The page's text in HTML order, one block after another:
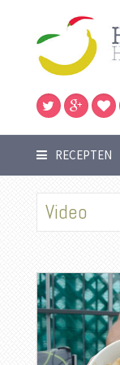
RECEPTEN
Video